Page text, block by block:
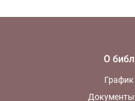
О
Документы